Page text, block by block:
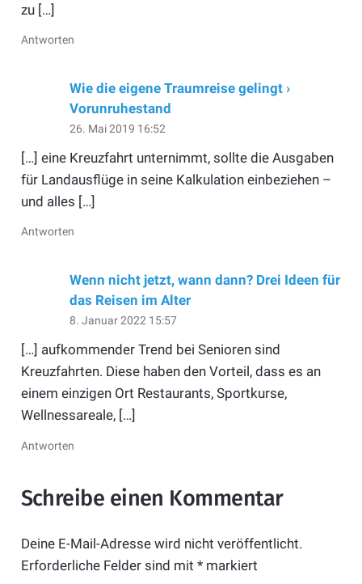
zu […]
Antworten
Wie die eigene Traumreise gelingt ›
Vorunruhestand
26. Mai 2019 16:52
[…] eine Kreuzfahrt unternimmt, sollte die Ausgaben
für Landausflüge in seine Kalkulation einbeziehen –
und alles […]
Antworten
Wenn nicht jetzt, wann dann? Drei Ideen für
das Reisen im Alter
8. Januar 2022 15:57
[…] aufkommender Trend bei Senioren sind
Kreuzfahrten. Diese haben den Vorteil, dass es an
einem einzigen Ort Restaurants, Sportkurse,
Wellnessareale, […]
Antworten
Schreibe einen Kommentar
Deine E-Mail-Adresse wird nicht veröffentlicht.
Erforderliche Felder sind mit *markiert